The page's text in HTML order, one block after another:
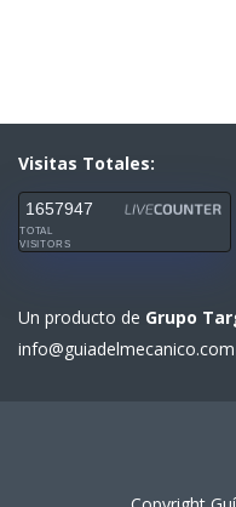
Visitas Totales:
1657947
TOTAL
VISITORS
Un producto de Grupo
info@guiadelmecanico.com